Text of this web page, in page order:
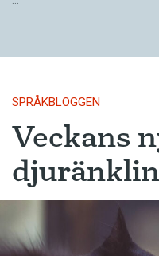
SPRÅKBLOGGEN
Veckans